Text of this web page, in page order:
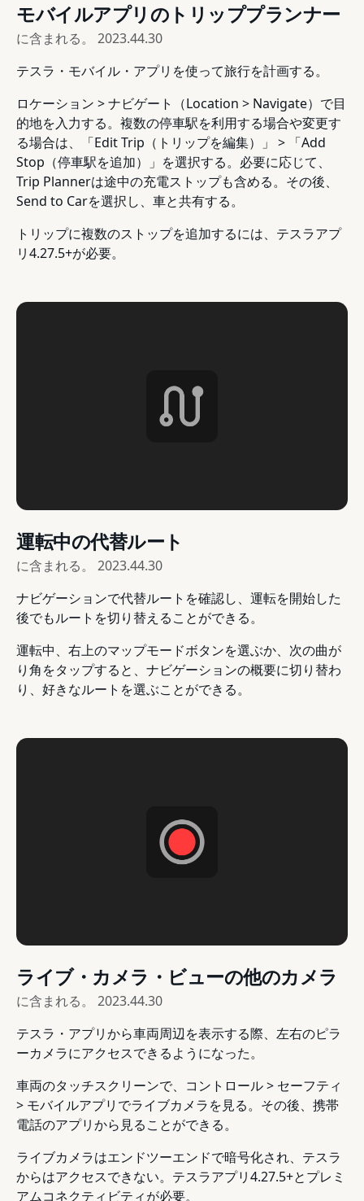
モバイルアプリのトリッププランナー
に含まれる。 2023.44.30
テスラ・モバイル・アプリを使って旅行を計画する。
ロケーション > ナビゲート（Location > Navigate）で目
的地を入力する。複数の停車駅を利用する場合や変更す
る場合は、「Edit Trip（トリップを編集）」 > 「Add
Stop（停車駅を追加）」を選択する。必要に応じて、
Trip Plannerは途中の充電ストップも含める。その後、
Send to Carを選択し、車と共有する。
トリップに複数のストップを追加するには、テスラアプ
リ4.27.5+が必要。
運転中の代替ルート
に含まれる。 2023.44.30
ナビゲーションで代替ルートを確認し、運転を開始した
後でもルートを切り替えることができる。
運転中、右上のマップモードボタンを選ぶか、次の曲が
り角をタップすると、ナビゲーションの概要に切り替わ
り、好きなルートを選ぶことができる。
ライブ・カメラ・ビューの他のカメラ
に含まれる。 2023.44.30
テスラ・アプリから車両周辺を表示する際、左右のピラ
ーカメラにアクセスできるようになった。
車両のタッチスクリーンで、コントロール > セーフティ
> モバイルアプリでライブカメラを見る。その後、携帯
電話のアプリから見ることができる。
ライブカメラはエンドツーエンドで暗号化され、テスラ
からはアクセスできない。テスラアプリ4.27.5+とプレミ
アムコネクティビティが必要。